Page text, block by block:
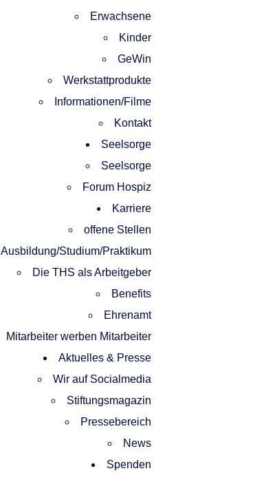
Erwachsene
Kinder
GeWin
Werkstattprodukte
Informationen/Filme
Kontakt
Seelsorge
Seelsorge
Forum Hospiz
Karriere
offene Stellen
Ausbildung/Studium/Praktikum
Die THS als Arbeitgeber
Benefits
Ehrenamt
Mitarbeiter werben Mitarbeiter
Aktuelles & Presse
Wir auf Socialmedia
Stiftungsmagazin
Pressebereich
News
Spenden